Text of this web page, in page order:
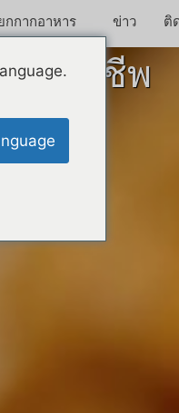
กกากอาหาร ข่าว ติ
มืออาชีพ